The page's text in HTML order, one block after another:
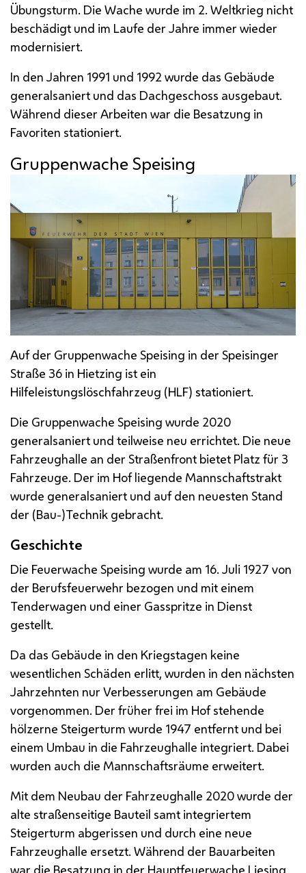
Übungsturm. Die Wache wurde im 2. Weltkrieg nicht
beschädigt und im Laufe der Jahre immer wieder
modernisiert.
In den Jahren 1991 und 1992 wurde das Gebäude
generalsaniert und das Dachgeschoss ausgebaut.
Während dieser Arbeiten war die Besatzung in
Favoriten stationiert.
Gruppenwache Speising
Auf der Gruppenwache Speising in der Speisinger
Straße 36 in Hietzing ist ein
Hilfeleistungslöschfahrzeug (HLF) stationiert.
Die Gruppenwache Speising wurde 2020
generalsaniert und teilweise neu errichtet. Die neue
Fahrzeughalle an der Straßenfront bietet Platz für 3
Fahrzeuge. Der im Hof liegende Mannschaftstrakt
wurde generalsaniert und auf den neuesten Stand
der (Bau-)Technik gebracht.
Geschichte
Die Feuerwache Speising wurde am 16. Juli 1927 von
der Berufsfeuerwehr bezogen und mit einem
Tenderwagen und einer Gasspritze in Dienst
gestellt.
Da das Gebäude in den Kriegstagen keine
wesentlichen Schäden erlitt, wurden in den nächsten
Jahrzehnten nur Verbesserungen am Gebäude
vorgenommen. Der früher frei im Hof stehende
hölzerne Steigerturm wurde 1947 entfernt und bei
einem Umbau in die Fahrzeughalle integriert. Dabei
wurden auch die Mannschaftsräume erweitert.
Mit dem Neubau der Fahrzeughalle 2020 wurde der
alte straßenseitige Bauteil samt integriertem
Steigerturm abgerissen und durch eine neue
Fahrzeughalle ersetzt. Während der Bauarbeiten
war die Besatzung in der Hauptfeuerwache Liesing